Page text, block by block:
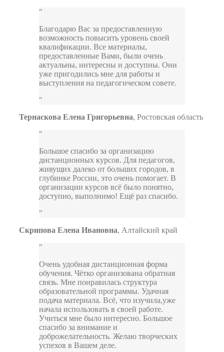
Благодарю Вас за предоставленную
возможность повысить уровень своей
квалификации. Все материалы,
предоставленные Вами, были очень
актуальны, интересны и доступны. Они
уже пригодились мне для работы и
выступления на педагогическом совете.
Тернаскова Елена Григорьевна, Ростовская область
Большое спасибо за организацию
дистанционных курсов. Для педагогов,
живущих далеко от больших городов, в
глубинке России, это очень помогает. В
организации курсов всё было понятно,
доступно, выполнимо! Ещё раз спасибо.
Скрипова Елена Ивановна, Алтайский край
Очень удобная дистанционная форма
обучения. Чётко организована обратная
связь. Мне понравилась структура
образовательной программы. Удачная
подача материала. Всё, что изучила,уже
начала использовать в своей работе.
Учиться мне было интересно. Большое
спасибо за внимание и
доброжелательность. Желаю творческих
успехов в Вашем деле.